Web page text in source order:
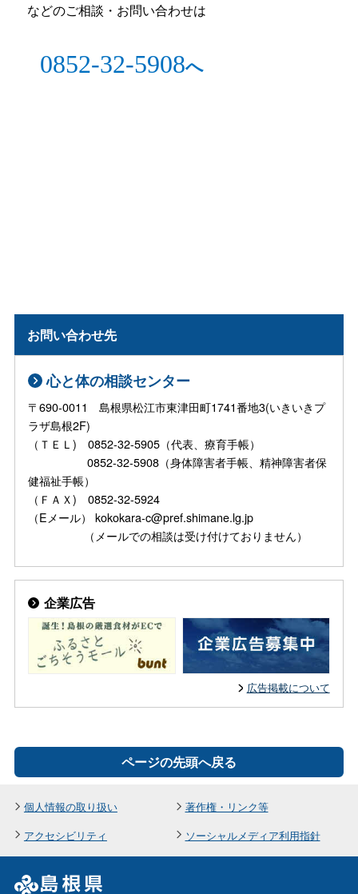
などのご相談・お問い合わせは
0852-32-5908へ
お問い合わせ先
心と体の相談センター
〒690-0011 島根県松江市東津田町1741番地3(いきいきプ
ラザ島根2F)
（ＴＥＬ) 0852-32-5905（代表、療育手帳）
0852-32-5908（身体障害者手帳、精神障害者保
健福祉手帳）
（ＦＡＸ) 0852-32-5924
（Eメール） kokokara-c@pref.shimane.lg.jp
（メールでの相談は受け付けておりません）
企業広告
広告掲載について
ページの先頭へ戻る
個人情報の取り扱い
著作権・リンク等
アクセシビリティ
ソーシャルメディア利用指針